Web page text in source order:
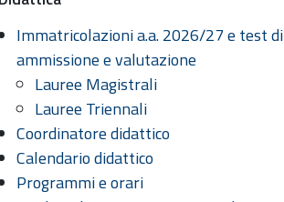
Immatricolazioni a.a. 2026/27 e test di
ammissione e valutazione
Lauree Magistrali
Lauree Triennali
Coordinatore didattico
Calendario didattico
Programmi e orari